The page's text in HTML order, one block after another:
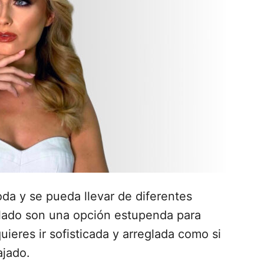
y se pueda llevar de diferentes
son una opción estupenda para
ir sofisticada y arreglada como si